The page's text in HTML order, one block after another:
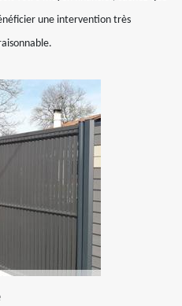
une intervention très